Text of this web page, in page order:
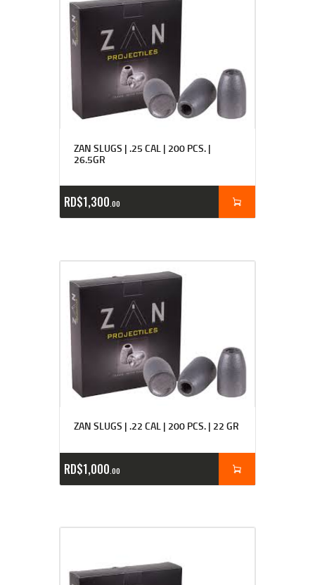
ZAN SLUGS | .25 CAL | 200 PCS. |
26.5GR
RD$1,300 00
ZAN SLUGS | .22 CAL | 200 PCS. | 22 GR
RD$1,000 00